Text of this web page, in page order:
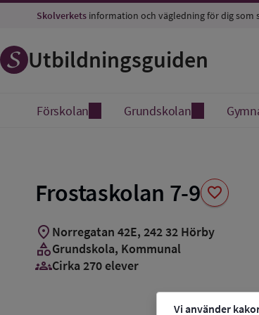
Vi använder
Skolverkets information och vägledning för dig som
Utbildningsguiden
Förskolan Grundskolan
Frostaskolan 7-9 favorite
Spara
location_on Norregatan 42E, 242 32 Hörby
categoryGrundskola, Kommunal
groups_3Cirka 270 elever